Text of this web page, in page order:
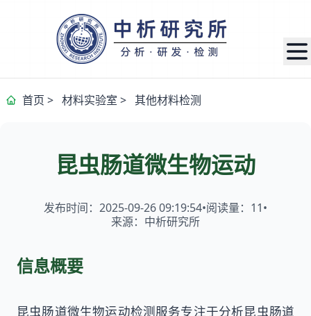
首页 > 材料实验室 > 其他材料检测
昆虫肠道微生物运动
发布时间：2025-09-26 09:19:54•阅读量： 11•
来源：中析研究所
信息概要
昆虫肠道微生物运动检测服务专注于分析昆虫肠道